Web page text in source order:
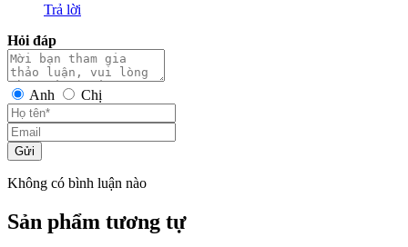
Trả lời
Hỏi đáp
Anh Chị
Gửi
Không có bình luận nào
Sản phẩm tương tự